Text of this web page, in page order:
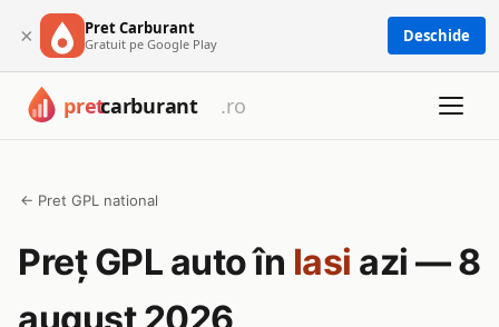
× Pret Carburant
Gratuit pe Google Play Deschide
← Pret GPL national
Preț GPL auto în Iasi azi — 8